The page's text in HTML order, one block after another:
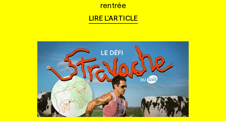
rentrée
LIRE L'ARTICLE